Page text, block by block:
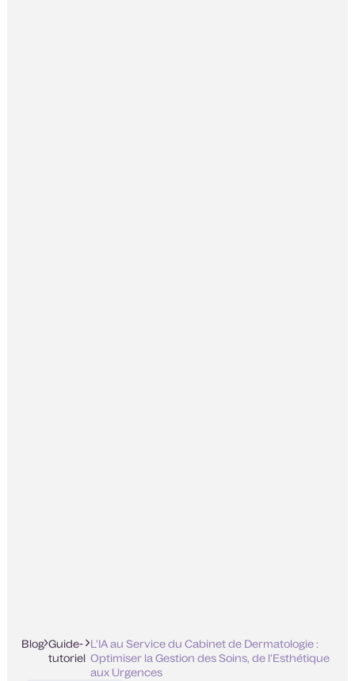
Blog Guide-
tutoriel
L'IA au Service du Cabinet de Dermatologie :
Optimiser la Gestion des Soins, de l'Esthétique
aux Urgences